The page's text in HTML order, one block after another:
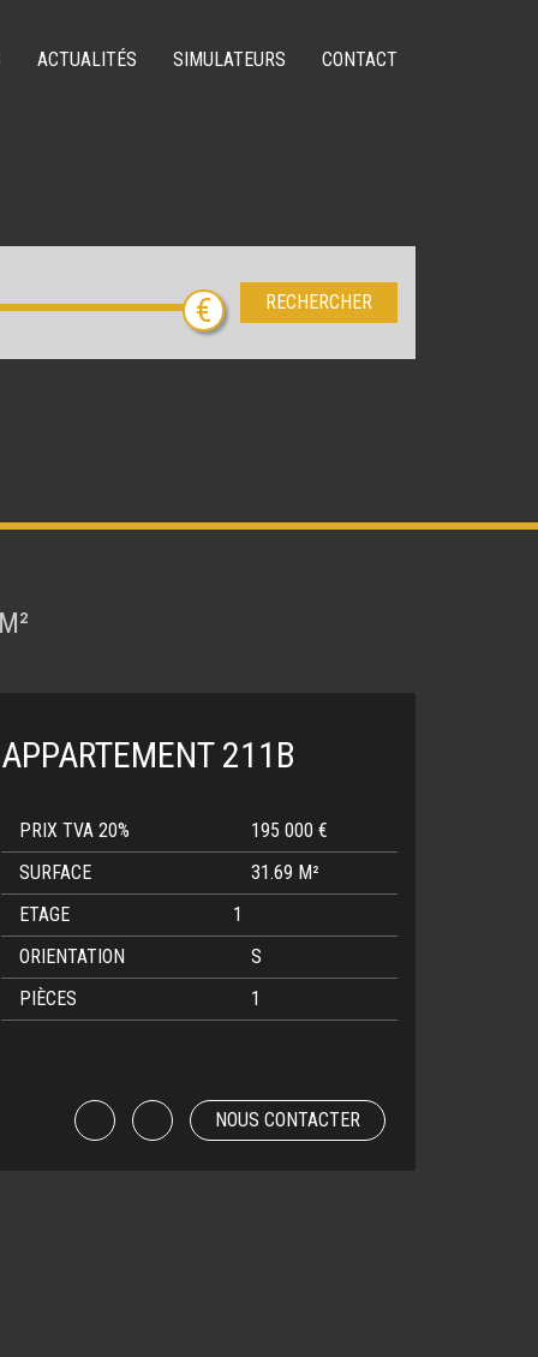
ACTUALITÉS SIMULATEURS CONTACT
RECHERCHER
APPARTEMENT 211B
PRIX TVA 20%
195 000 €
SURFACE
31.69 M²
ETAGE
1
ORIENTATION
S
PIÈCES
1
NOUS CONTACTER